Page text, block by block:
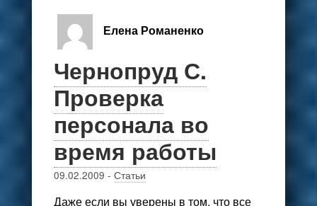
Елена Романенко
Чернопруд С.
Проверка
персонала во
время работы
09.02.2009 - Статьи
Даже если вы уверены в том, что все